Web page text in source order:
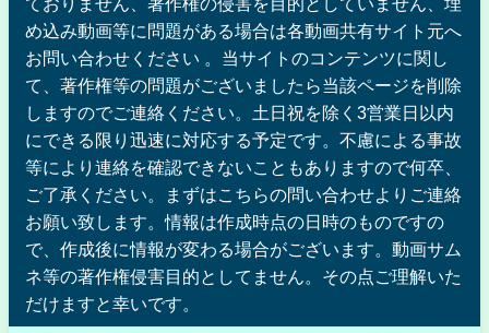
め込み動画等に問題がある場合は各動画共有サイト元へ
お問い合わせください 。当サイトのコンテンツに関し
て、著作権等の問題がございましたら当該ページを削除
しますのでご連絡ください。土日祝を除く3営業日以内
にできる限り迅速に対応する予定です。不慮による事故
等により連絡を確認できないこともありますので何卒、
ご了承ください。まずはこちらの問い合わせよりご連絡
お願い致します。情報は作成時点の日時のものですの
で、作成後に情報が変わる場合がございます。動画サム
ネ等の著作権侵害目的としてません。その点ご理解いた
だけますと幸いです。